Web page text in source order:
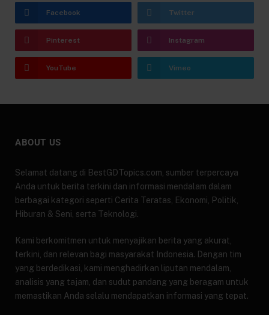
Facebook Twitter
Pinterest Instagram
YouTube Vimeo
ABOUT US
Selamat datang di BestGDTopics.com, sumber terpercaya
Anda untuk berita terkini dan informasi mendalam dalam
berbagai kategori seperti Cerita Teratas, Ekonomi, Politik,
Hiburan & Seni, serta Teknologi.
Kami berkomitmen untuk menyajikan berita yang akurat,
terkini, dan relevan bagi masyarakat Indonesia. Dengan tim
yang berdedikasi, kami menghadirkan liputan mendalam,
analisis yang tajam, dan sudut pandang yang beragam untuk
memastikan Anda selalu mendapatkan informasi yang tepat.